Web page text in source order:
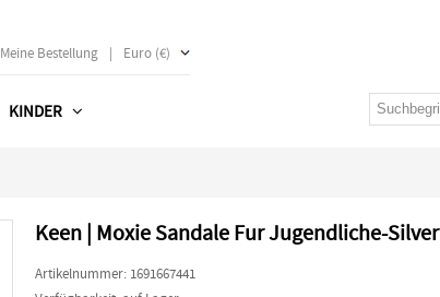
Meine Bestellung | Euro (€)
KINDER
Keen | Moxie Sandale Fur Jugendliche-Silver
Artikelnummer: 1691667441